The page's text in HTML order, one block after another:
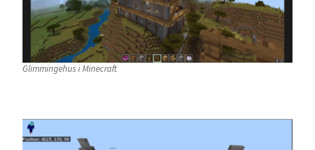
Glimmingehus i Minecraft